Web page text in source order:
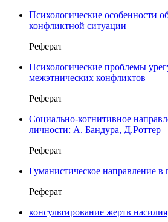
Психологические особенности
конфликтной ситуации
Реферат
Психологические проблемы
межэтнических конфликтов
Реферат
Социально-когнитивное
личности: А. Бандура, Д.Роттер
Реферат
Гуманистическое направление
Реферат
консультирование жертв насилия